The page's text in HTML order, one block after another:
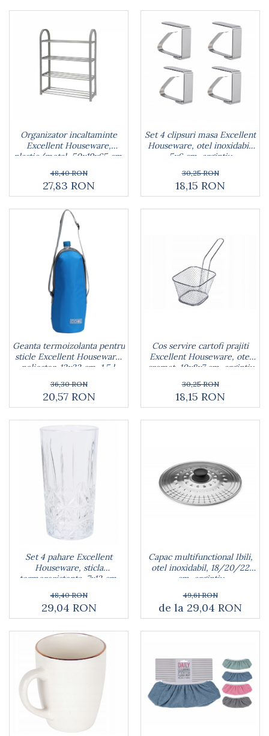
Portionatoare si feliatoare
Posuri si duiuri
Raclete patiserie
Suporturi prajituri
Ustensile antiaderente
Ustensile de masura
Organizator incaltaminte
Excellent Houseware,
plastic/metal, 50x19x65 cm,
48,40 RON
27,83 RON
Set 4 clipsuri masa Excellent
Houseware, otel inoxidabil,
5x6 cm, argintiu
30,25 RON
18,15 RON
Geanta termoizolanta pentru
sticle Excellent Houseware,
poliester, 12x32 cm, 1.5 l,
36,30 RON
20,57 RON
Cos servire cartofi prajiti
Excellent Houseware, otel
cromat, 10x8x7 cm, argintiu
30,25 RON
18,15 RON
Set 4 pahare Excellent
Houseware, sticla
termorezistenta, 7x13 cm,
48,40 RON
29,04 RON
Capac multifunctional Ibili,
otel inoxidabil, 18/20/22
cm, argintiu
49,61 RON
de la 29,04 RON